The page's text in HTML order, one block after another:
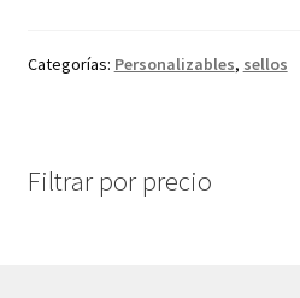
Categorías: Personalizables, sellos
Filtrar por precio